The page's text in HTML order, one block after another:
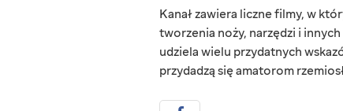
Kanał zawiera liczne filmy, w
tworzenia noży, narzędzi i
udziela wielu przydatnych
przydadzą się amatorom